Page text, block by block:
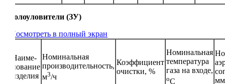
Золоуловители (ЗУ)
Посмотреть в полный экран
Наиме-
нование
изделия
Номинальная
производительность,
м3/ч
Коэффициент
очистки, %
Номинальная
температура
газа на входе,
оС